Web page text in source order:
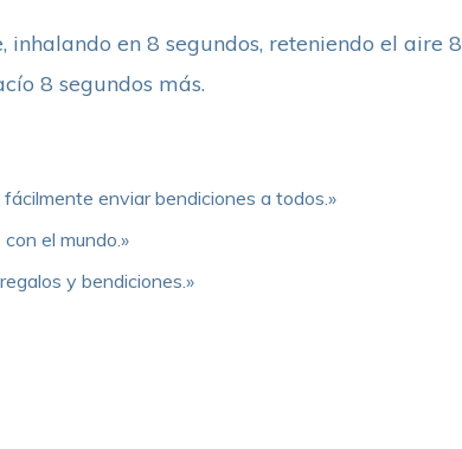
en 8 segundos, reteniendo el aire 8
8 segundos más.
enviar bendiciones a todos.»
el mundo.»
y bendiciones.»